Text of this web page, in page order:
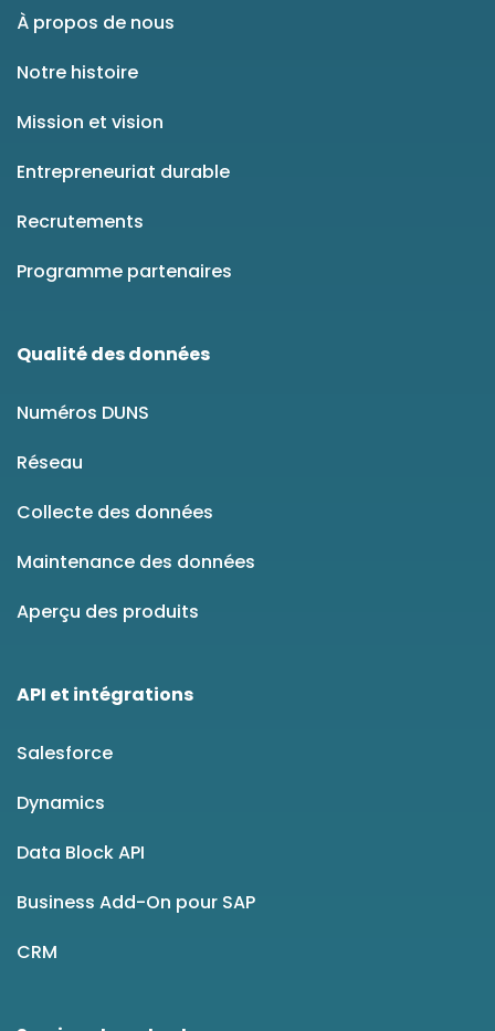
À propos de nous
Notre histoire
Mission et vision
Entrepreneuriat durable
Recrutements
Programme partenaires
Qualité des données
Numéros DUNS
Réseau
Collecte des données
Maintenance des données
Aperçu des produits
API et intégrations
Salesforce
Dynamics
Data Block API
Business Add-On pour SAP
CRM